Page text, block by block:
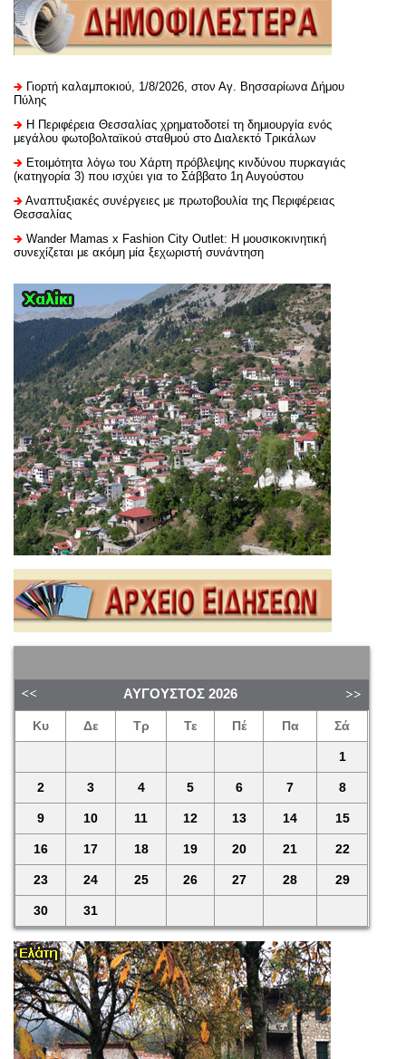
Γιορτή καλαμποκιού, 1/8/2026, στον Αγ. Βησσαρίωνα Δήμου
Πύλης
H Περιφέρεια Θεσσαλίας χρηματοδοτεί τη δημιουργία ενός
μεγάλου φωτοβολταϊκού σταθμού στο Διαλεκτό Τρικάλων
Ετοιμότητα λόγω του Χάρτη πρόβλεψης κινδύνου πυρκαγιάς
(κατηγορία 3) που ισχύει για το Σάββατο 1η Αυγούστου
Αναπτυξιακές συνέργειες με πρωτοβουλία της Περιφέρειας
Θεσσαλίας
Wander Mamas x Fashion City Outlet: Η μουσικοκινητική
συνεχίζεται με ακόμη μία ξεχωριστή συνάντηση
ΑΎΓΟΥΣΤΟΣ 2026
Κυ Δε Τρ Τε Πέ Πα Σά
1
2 3 4 5 6 7 8
9 10 11 12 13 14 15
16 17 18 19 20 21 22
23 24 25 26 27 28 29
30 31